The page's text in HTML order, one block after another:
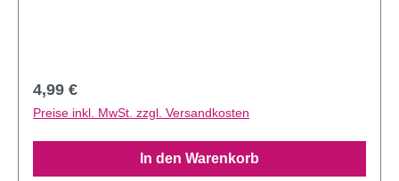
Regulärer Preis:
4,99 €
Preise inkl. MwSt. zzgl. Versandkosten
In den Warenkorb